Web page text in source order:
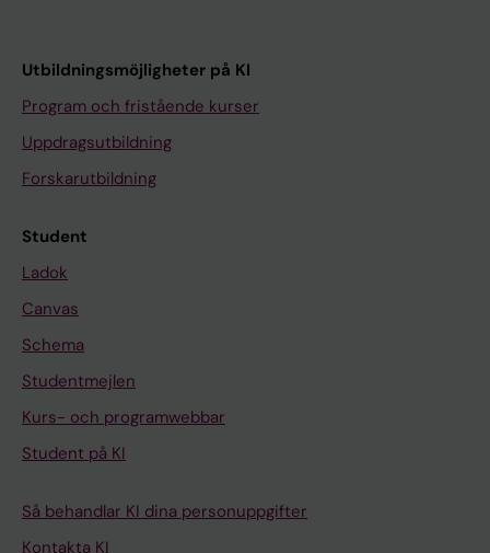
Utbildningsmöjligheter på KI
Program och fristående kurser
Uppdragsutbildning
Forskarutbildning
Student
Ladok
Canvas
Schema
Studentmejlen
Kurs- och programwebbar
Student på KI
Så behandlar KI dina personuppgifter
Kontakta KI